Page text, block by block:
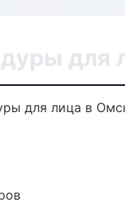
для
для лица в